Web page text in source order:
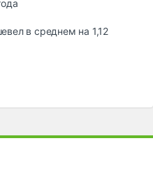
в среднем на 1,12